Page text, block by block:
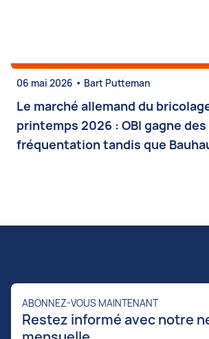
06 mai 2026 • Bart Putteman
Le marché allemand du
printemps 2026 : OBI gagne
fréquentation tandis que
ABONNEZ-VOUS MAINTENANT
Restez informé avec notre